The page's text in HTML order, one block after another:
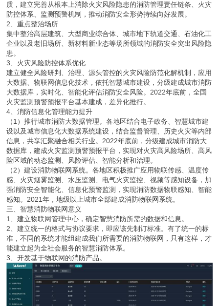
质，建立完善从根本上消除火灾风险隐患的消防管理责任链条、火灾
防控体系、监测预警机制，推动消防安全形势持续向好发展。
2、重点整治场所
集中整治高层建筑、大型商业综合体、城市地下轨道交通、石油化工
企业以及老旧场所、新材料新业态等场所领域的消防安全突出风险隐
患。
3、火灾风险防控体系优化
建立健全风险研判、治理、源头管控的火灾风险防范化解机制，应用
大数据、物联网信息化技术，依托智慧城市建设，分级建成城市消防
大数据库，实时化、智能化评估消防安全风险。2022年底前，全国
火灾监测预警预报平台基本建成，差异化推行。
4、消防信息化管理能力提升
（1）推行城市消防大数据管理。各地区结合电子政务、智慧城市建
设以及城市信息化大数据系统建设，结合监督管理、历史火灾等内部
信息，共享汇聚融合相关行业。2022年底前，分级建成城市消防大
数据库，建成火灾监测预警预报平台，实现对火灾高风险场所、高风
险区域的动态监测、风险评估、智能分析和治理。
（2）建设消防物联网系统。各地区积极推广应用物联传感、温度传
感、火灾烟雾监测、水压监测、电气火灾监控、视频等感知设备，加
强消防安全智能化、信息化预警监测，实现消防数据物联感知、智能
感知。2021年，地级以上城市全部建成消防物联网系统。
三、智慧消防物联网意义
1、建立物联网管理中心，确定智慧消防所需的数据和信息。
2、建立统一的格式与协议要求，即应该先制订标准。有了统一的标
准，不同的系统才能组建成我们所需要的消防物联网，只有这样，才
能建立起为全社会服务的智慧消防体系。
3、开发基于物联网的消防产品。